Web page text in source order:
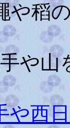
や稻
や山
や西